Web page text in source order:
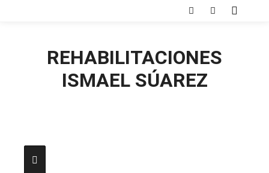
REHABILITACIONES
ISMAEL SÚAREZ